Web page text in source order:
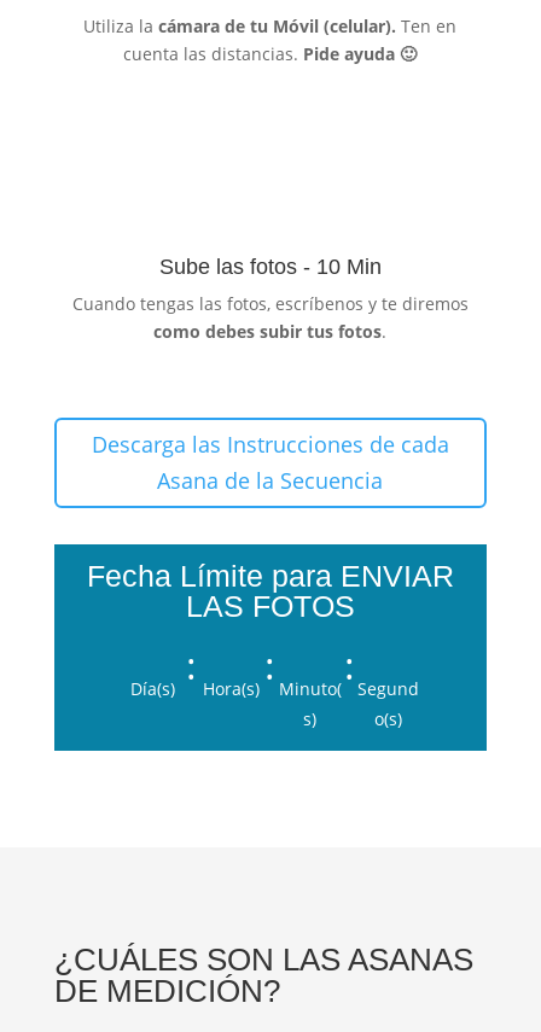
Utiliza lacámara de tu Móvil (celular).Ten en
cuenta las distancias. Pide ayuda 🙂
Sube las fotos - 10 Min
Cuando tengas las fotos, escríbenos y te diremos
como debes subir tus fotos.
Descarga las Instrucciones de cada
Asana de la Secuencia
Fecha Límite para ENVIAR
LAS FOTOS
Día(s) : Hora(s) : Minuto(
s)
: Segund
o(s)
¿CUÁLES SON LAS ASANAS
DE MEDICIÓN?